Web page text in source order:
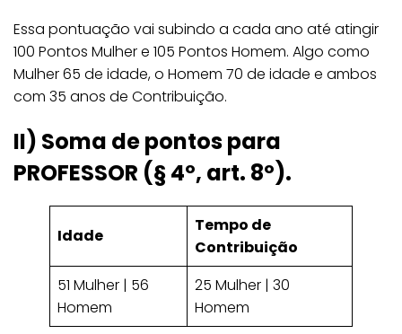
Essa pontuação vai subindo a cada ano até atingir
100 Pontos Mulher e 105 Pontos Homem. Algo como
Mulher 65 de idade, o Homem 70 de idade e ambos
com 35 anos de Contribuição.
II) Soma de pontos para
PROFESSOR (§ 4º, art. 8º).
Idade
Tempo de
Contribuição
51 Mulher | 56
Homem
25 Mulher | 30
Homem